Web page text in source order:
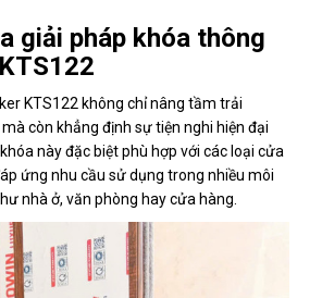
giải pháp khóa thông
KTS122 không chỉ nâng tầm trải
còn khẳng định sự tiện nghi hiện đại
này đặc biệt phù hợp với các loại cửa
ứng nhu cầu sử dụng trong nhiều môi
nhà ở, văn phòng hay cửa hàng.